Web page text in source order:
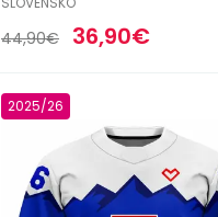
44,90€ 36,90€
2025/26